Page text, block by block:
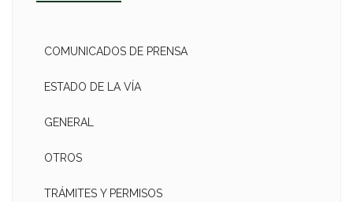
COMUNICADOS DE PRENSA
ESTADO DE LA VÍA
GENERAL
OTROS
TRÁMITES Y PERMISOS